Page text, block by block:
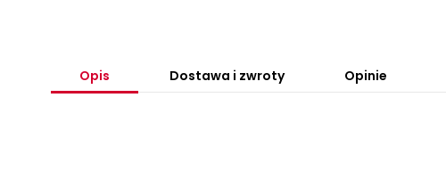
Opis Dostawa i zwroty Opinie